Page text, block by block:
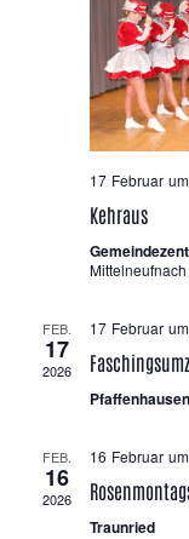
17 Februar
Kehraus
Mittelneufnach
FEB.
17
2026
17 Februar
Pfaffenhausen
FEB.
16
2026
16 Februar
Traunried